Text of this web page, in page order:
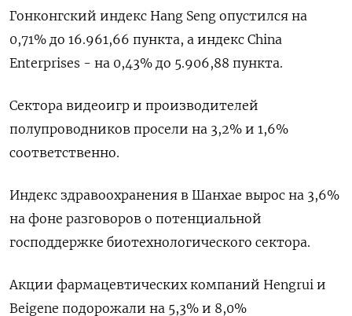
Гонконгский индекс Hang Seng опустился на
0,71% до 16.961,66​ пункта, а индекс China
Enterprises - на 0,43% до 5.906,88 пункта.
Сектора видеоигр и производителей
полупроводников просели на 3,2% и 1,6%
соответственно.
Индекс здравоохранения в Шанхае вырос на 3,6%
на фоне разговоров о потенциальной
господдержке биотехнологического сектора.
Акции фармацевтических компаний Hengrui и
Beigene подорожали на 5,3% и 8,0%